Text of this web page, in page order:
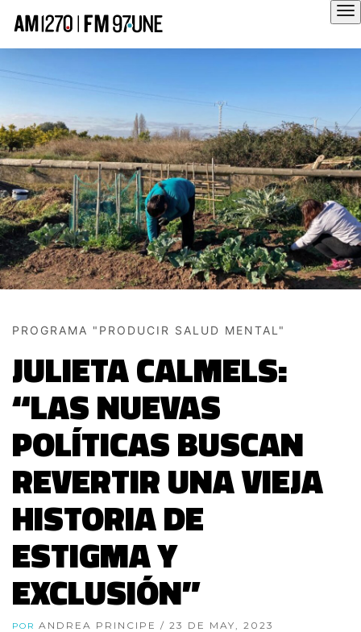
PROGRAMA "PRODUCIR SALUD MENTAL"
JULIETA CALMELS:
“LAS NUEVAS
POLÍTICAS BUSCAN
REVERTIR UNA VIEJA
HISTORIA DE
ESTIGMA Y
EXCLUSIÓN”
POR ANDREA PRINCIPE / 23 DE MAY, 2023